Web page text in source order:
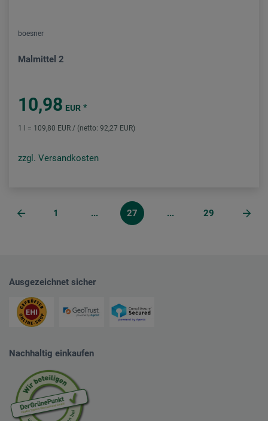
boesner
Malmittel 2
10,98 EUR *
1 l = 109,80 EUR / (netto: 92,27 EUR)
zzgl. Versandkosten
1 ... 27 ... 29
Ausgezeichnet sicher
Nachhaltig einkaufen